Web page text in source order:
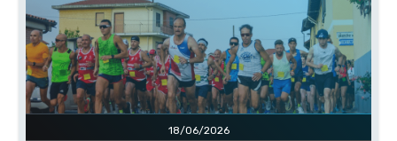
18/06/2026